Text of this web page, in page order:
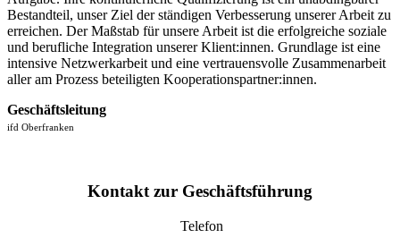
Bestandteil, unser Ziel der ständigen Verbesserung unserer Arbeit zu
erreichen. Der Maßstab für unsere Arbeit ist die erfolgreiche soziale
und berufliche Integration unserer Klient:innen. Grundlage ist eine
intensive Netzwerkarbeit und eine vertrauensvolle Zusammenarbeit
aller am Prozess beteiligten Kooperationspartner:innen.
Geschäftsleitung
ifd Oberfranken
Kontakt zur Geschäftsführung
Telefon